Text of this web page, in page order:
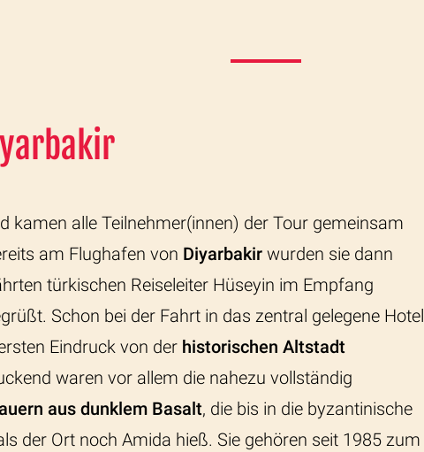
kamen alle Teilnehmer(innen) der Tour gemeinsam
am Flughafen von Diyarbakir wurden sie dann
türkischen Reiseleiter Hüseyin im Empfang
Schon bei der Fahrt in das zentral gelegene Hotel
Eindruck von der historischen Altstadt
waren vor allem die nahezu vollständig
aus dunklem Basalt, die bis in die byzantinische
der Ort noch Amida hieß. Sie gehören seit 1985 zum